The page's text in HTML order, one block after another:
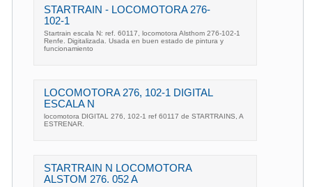
STARTRAIN - LOCOMOTORA 276-
102-1
Startrain escala N: ref. 60117, locomotora Alsthom 276-102-1
Renfe. Digitalizada. Usada en buen estado de pintura y
funcionamiento
LOCOMOTORA 276, 102-1 DIGITAL
ESCALA N
locomotora DIGITAL 276, 102-1 ref 60117 de STARTRAINS, A
ESTRENAR.
STARTRAIN N LOCOMOTORA
ALSTOM 276. 052 A